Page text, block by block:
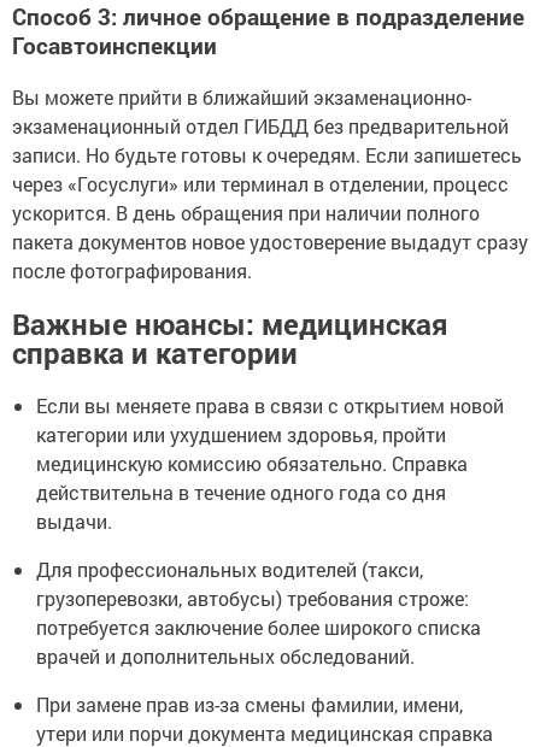
Способ 3: личное обращение в подразделение
Госавтоинспекции
Вы можете прийти в ближайший экзаменационно-
экзаменационный отдел ГИБДД без предварительной
записи. Но будьте готовы к очередям. Если запишетесь
через «Госуслуги» или терминал в отделении, процесс
ускорится. В день обращения при наличии полного
пакета документов новое удостоверение выдадут сразу
после фотографирования.
Важные нюансы: медицинская
справка и категории
Если вы меняете права в связи с открытием новой
категории или ухудшением здоровья, пройти
медицинскую комиссию обязательно. Справка
действительна в течение одного года со дня
выдачи.
Для профессиональных водителей (такси,
грузоперевозки, автобусы) требования строже:
потребуется заключение более широкого списка
врачей и дополнительных обследований.
При замене прав из-за смены фамилии, имени,
утери или порчи документа медицинская справка